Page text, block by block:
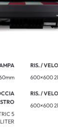
RIS. /
600×600
5
RIS. /
600×600